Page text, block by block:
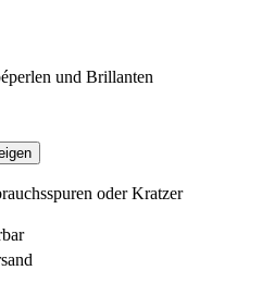
und Brillanten
oder Kratzer